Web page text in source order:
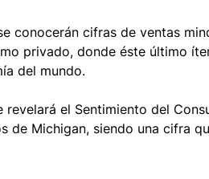
conocerán cifras de ventas
privado, donde éste último
del mundo.
revelará el Sentimiento del
de Michigan, siendo una cifra